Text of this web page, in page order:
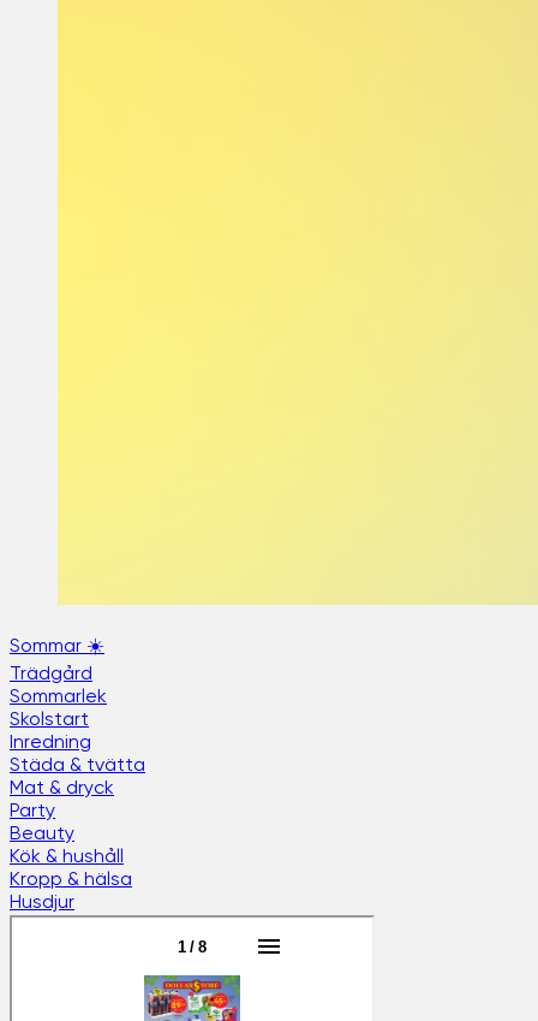
Sommar ☀️
Trädgård
Sommarlek
Skolstart
Inredning
Städa & tvätta
Mat & dryck
Party
Beauty
Kök & hushåll
Kropp & hälsa
Husdjur